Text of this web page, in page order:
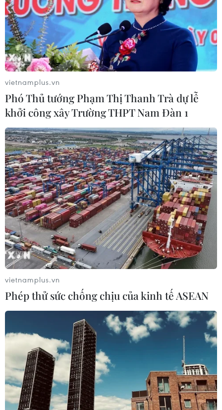
TIN CÙNG CHUYÊN MỤC
Trung Quốc hoàn thành bản đồ địa
chất mới của toàn bộ Mặt Trăng
07/08/2026 08:52
Những định hướng lớn
trong thực hiện Nghị quyết 57-
07/08/2026 08:18
Thông báo Kết luận của Tổng Bí thư,
Chủ tịch nước Tô Lâm tại Phiên họp
Ban Chỉ đạo Trung ương thực hiện
vietnamplus.vn
Phó Thủ tướng Phạm Thị Thanh Trà dự lễ
khởi công xây Trường THPT Nam Đàn 1
vietnamplus.vn
Phép thử sức chống chịu của kinh tế ASEAN